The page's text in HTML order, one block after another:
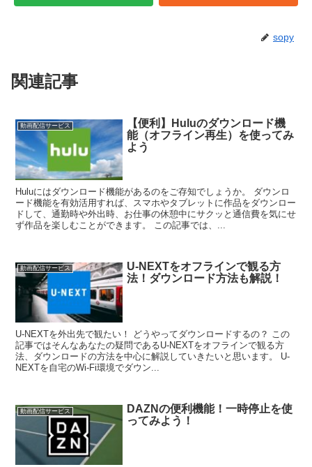
sopy
関連記事
動画配信サービス
【便利】Huluのダウンロード機
能（オフライン再生）を使ってみ
よう
Huluにはダウンロード機能があるのをご存知でしょうか。 ダウンロ
ード機能を有効活用すれば、スマホやタブレットに作品をダウンロー
ドして、通勤時や外出時、お仕事の休憩中にサクッと通信費を気にせ
ず作品を楽しむことができます。 この記事では、...
動画配信サービス
U-NEXTをオフラインで観る方
法！ダウンロード方法も解説！
U-NEXTを外出先で観たい！ どうやってダウンロードするの？ この
記事ではそんなあなたの疑問であるU-NEXTをオフラインで観る方
法、ダウンロードの方法を中心に解説していきたいと思います。 U-
NEXTを自宅のWi-Fi環境でダウン...
動画配信サービス
DAZNの便利機能！一時停止を使
ってみよう！